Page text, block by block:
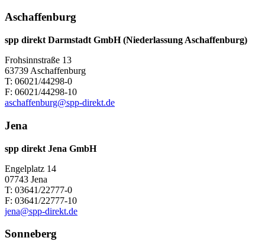
Aschaffenburg
spp direkt Darmstadt GmbH (Niederlassung Aschaffenburg)
Frohsinnstraße 13
63739 Aschaffenburg
T: 06021/44298-0
F: 06021/44298-10
aschaffenburg@spp-direkt.de
Jena
spp direkt Jena GmbH
Engelplatz 14
07743 Jena
T: 03641/22777-0
F: 03641/22777-10
jena@spp-direkt.de
Sonneberg